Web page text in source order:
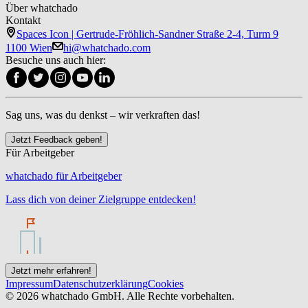
Über whatchado
Kontakt
Spaces Icon | Gertrude-Fröhlich-Sandner Straße 2-4, Turm 9
1100 Wien
hi@whatchado.com
Besuche uns auch hier:
Sag uns, was du denkst – wir verkraften das!
Jetzt Feedback geben!
Für Arbeitgeber
whatchado für Arbeitgeber
Lass dich von deiner Zielgruppe entdecken!
Jetzt mehr erfahren!
ImpressumDatenschutzerklärungCookies
© 2026 whatchado GmbH. Alle Rechte vorbehalten.